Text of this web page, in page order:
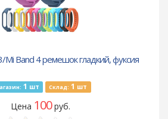
Mi Band 4 ремешок гладкий, фуксия
1 шт Склад: 1 шт
Цена 100руб.